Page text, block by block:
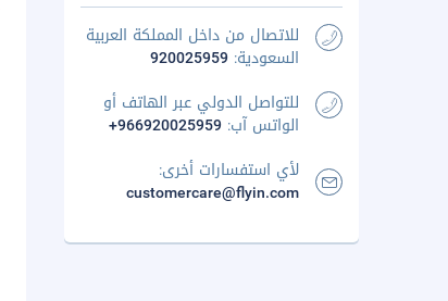
للاتصال من داخل المملكة العربية
السعودية: 920025959
للتواصل الدولي عبر الهاتف أو
الواتس آب: +966920025959
لأي استفسارات أخرى:
customercare@flyin.com